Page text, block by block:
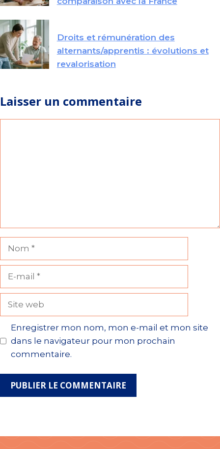
Droits et rémunération des
alternants/apprentis : évolutions et
revalorisation
Laisser un commentaire
Nom
Site
Enregistrer mon nom, mon e-mail et mon site
dans le navigateur pour mon prochain
commentaire.